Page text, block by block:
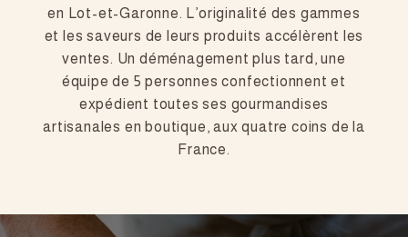
en Lot-et-Garonne. L’originalité des gammes
et les saveurs de leurs produits accélèrent les
ventes. Un déménagement plus tard, une
équipe de 5 personnes confectionnent et
expédient toutes ses gourmandises
artisanales en boutique, aux quatre coins de la
France.